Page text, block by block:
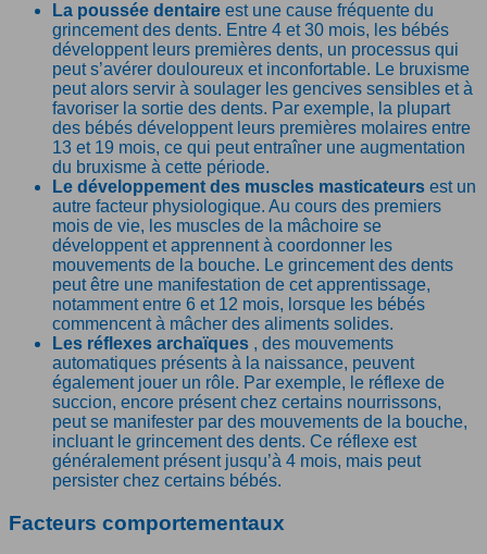
La poussée dentaire est une cause fréquente du
grincement des dents. Entre 4 et 30 mois, les bébés
développent leurs premières dents, un processus qui
peut s’avérer douloureux et inconfortable. Le bruxisme
peut alors servir à soulager les gencives sensibles et à
favoriser la sortie des dents. Par exemple, la plupart
des bébés développent leurs premières molaires entre
13 et 19 mois, ce qui peut entraîner une augmentation
du bruxisme à cette période.
Le développement des muscles masticateurs est un
autre facteur physiologique. Au cours des premiers
mois de vie, les muscles de la mâchoire se
développent et apprennent à coordonner les
mouvements de la bouche. Le grincement des dents
peut être une manifestation de cet apprentissage,
notamment entre 6 et 12 mois, lorsque les bébés
commencent à mâcher des aliments solides.
Les réflexes archaïques , des mouvements
automatiques présents à la naissance, peuvent
également jouer un rôle. Par exemple, le réflexe de
succion, encore présent chez certains nourrissons,
peut se manifester par des mouvements de la bouche,
incluant le grincement des dents. Ce réflexe est
généralement présent jusqu’à 4 mois, mais peut
persister chez certains bébés.
Facteurs comportementaux